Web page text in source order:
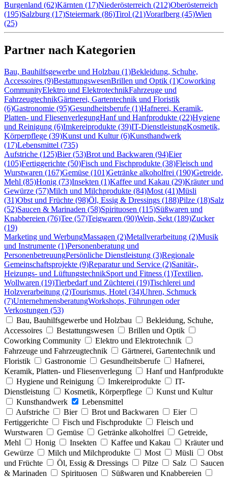
Burgenland (62)Kärnten (17)Niederösterreich (212)Oberösterreich
(195)Salzburg (17)Steiermark (86)Tirol (21)Vorarlberg (45)Wien
(25)
Partner nach Kategorien
Bau, Bauhilfsgewerbe und Holzbau (1)Bekleidung, Schuhe,
Accessoires (9)BestattungswesenBrillen und Optik (1)Coworking
CommunityElektro und ElektrotechnikFahrzeuge und
FahrzeugtechnikGärtnerei, Gartentechnik und Floristik
(6)Gastronomie (95)Gesundheitsberufe (1)Hafnerei, Keramik,
Platten- und FliesenverlegungHanf und Hanfprodukte (22)Hygiene
und Reinigung (6)Imkereiprodukte (39)IT-DienstleistungKosmetik,
Körperpflege (39)Kunst und Kultur (6)Kunsthandwerk
(17)Lebensmittel (735)
Aufstriche (125)Bier (53)Brot und Backwaren (94)Eier
(105)Fertiggerichte (50)Fisch und Fischprodukte (38)Fleisch und
Wurstwaren (167)Gemüse (101)Getränke alkoholfrei (190)Getreide,
Mehl (85)Honig (73)Insekten (1)Kaffee und Kakau (29)Kräuter und
Gewürze (57)Milch und Milchprodukte (84)Most (41)Müsli
(31)Obst und Früchte (98)Öl, Essig & Dressings (188)Pilze (18)Salz
(52)Saucen & Marinaden (58)Spirituosen (115)Süßwaren und
Knabbereien (76)Tee (57)Teigwaren (90)Wein, Sekt (189)Zucker
(19)
Marketing und WerbungMassagen (2)Metallverarbeitung (2)Musik
und Instrumente (1)Personenberatung und
PersonenbetreuungPersönliche Dienstleistung (3)Regionale
Gemeinschaftsprojekte (9)Reparatur und Service (2)Sanitär-,
Heizungs- und LüftungstechnikSport und Fitness (1)Textilien,
Wollwaren (19)Tierbedarf und Züchterei (19)Tischlerei und
Holzverarbeitung (2)Tourismus, Hotel (34)Uhren, Schmuck
(7)UnternehmensberatungWorkshops, Führungen oder
Verkostungen (53)
Bau, Bauhilfsgewerbe und Holzbau
Bekleidung, Schuhe,
Accessoires
Bestattungswesen
Brillen und Optik
Coworking Community
Elektro und Elektrotechnik
Fahrzeuge und Fahrzeugtechnik
Gärtnerei, Gartentechnik und
Floristik
Gastronomie Gesundheitsberufe
Hafnerei,
Keramik, Platten- und Fliesenverlegung
Hanf und Hanfprodukte
Hygiene und Reinigung
Imkereiprodukte
IT-
Dienstleistung
Kosmetik, Körperpflege
Kunst und Kultur
Kunsthandwerk
Lebensmittel
Aufstriche
Bier Brot und Backwaren
Eier
Fertiggerichte
Fisch und Fischprodukte
Fleisch und
Wurstwaren
Gemüse Getränke alkoholfrei
Getreide,
Mehl
Honig Insekten Kaffee und Kakau
Kräuter und
Gewürze
Milch und Milchprodukte Most Müsli
Obst
und Früchte
Öl, Essig & Dressings Pilze Salz
Saucen
& Marinaden
Spirituosen
Süßwaren und Knabbereien